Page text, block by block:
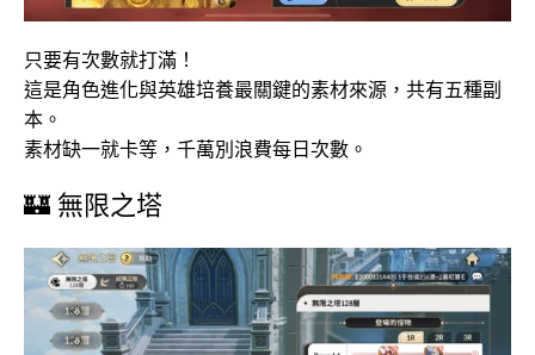
只要有次數就打滿！
這是角色進化與英雄培養最關鍵的素材來源，共有五種副
本。
素材缺一就卡等，千萬別浪費每日次數。
🏰 無限之塔